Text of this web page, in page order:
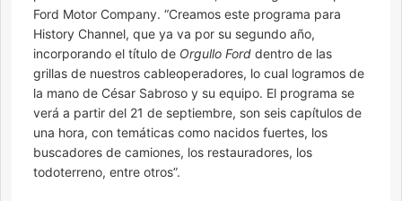
Ford Motor Company. “Creamos este programa para
History Channel, que ya va por su segundo año,
incorporando el título de Orgullo Ford dentro de las
grillas de nuestros cableoperadores, lo cual logramos de
la mano de César Sabroso y su equipo. El programa se
verá a partir del 21 de septiembre, son seis capítulos de
una hora, con temáticas como nacidos fuertes, los
buscadores de camiones, los restauradores, los
todoterreno, entre otros”.